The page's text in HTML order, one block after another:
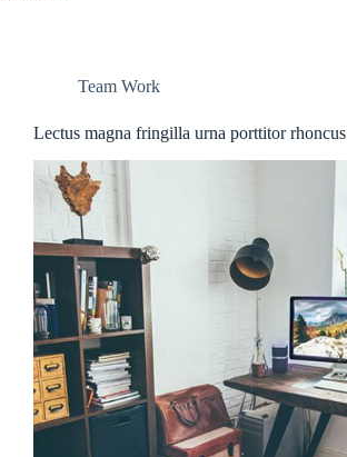
Team Work
Lectus magna fringilla urna porttitor rhoncus